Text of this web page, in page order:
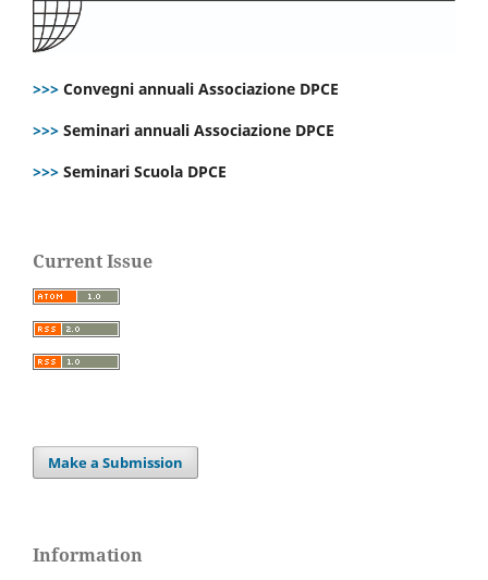
>>> Convegni annuali Associazione DPCE
>>> Seminari annuali Associazione DPCE
>>> Seminari Scuola DPCE
Current Issue
Make a Submission
Information